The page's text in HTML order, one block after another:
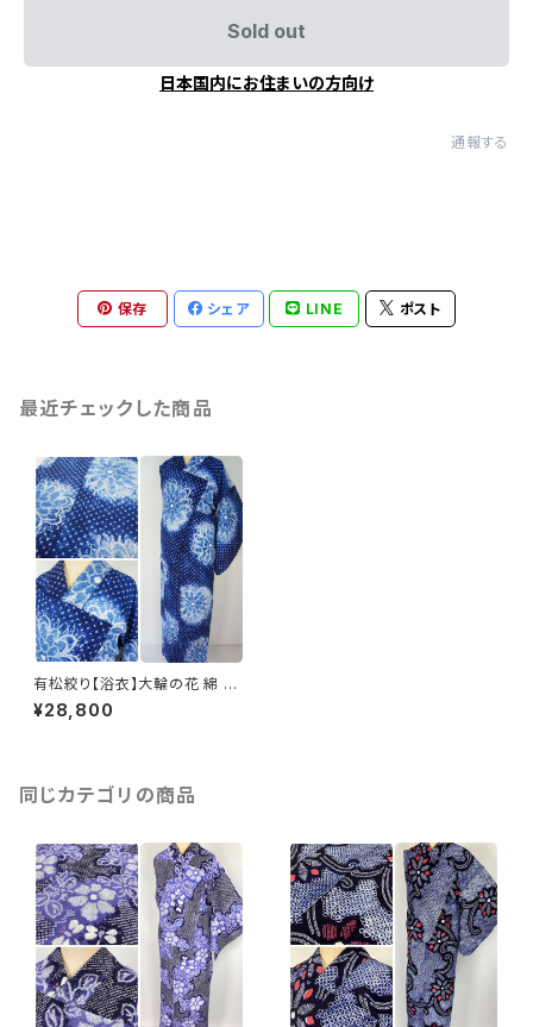
Sold out
日本国内にお住まいの方向け
通報する
保存 シェア LINE ポスト
最近チェックした商品
有松絞り【浴衣】大輪の花 綿 総
絞り 青 ブルー 白 033
¥28,800
同じカテゴリの商品